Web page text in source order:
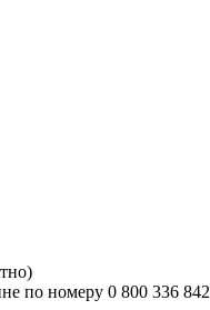
по номеру 0 800 336 842